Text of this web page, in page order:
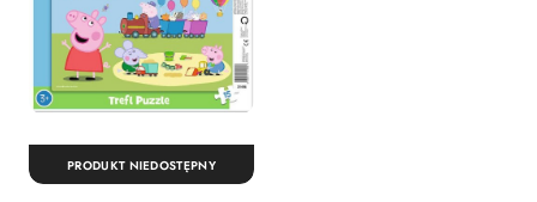
PRODUKT NIEDOSTĘPNY